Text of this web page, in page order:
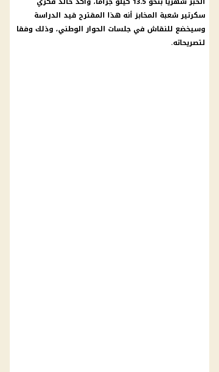
سكرتير شعبة المخابز أنه هذا المقترح قيد الدراسة
وسيخضع للنقاش في جلسات الحوار الوطني، وذلك وفقا
لتصريحاته.